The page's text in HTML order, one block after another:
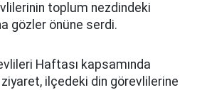
toplum nezdindeki
gözler önüne serdi.
Haftası kapsamında
ilçedeki din görevlilerine